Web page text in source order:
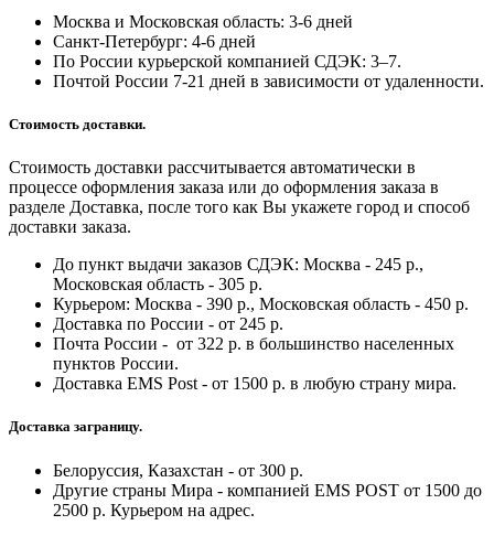
Москва и Московская область: 3-6 дней
Санкт-Петербург: 4-6 дней
По России курьерской компанией СДЭК: 3–7.
Почтой России 7-21 дней в зависимости от удаленности.
Стоимость доставки.
Стоимость доставки рассчитывается автоматически в
процессе оформления заказа или до оформления заказа в
разделе Доставка, после того как Вы укажете город и способ
доставки заказа.
До пункт выдачи заказов СДЭК: Москва - 245 р.,
Московская область - 305 р.
Курьером: Москва - 390 р., Московская область - 450 р.
Доставка по России - от 245 р.
Почта России - от 322 р. в большинство населенных
пунктов России.
Доставка EMS Post - от 1500 р. в любую страну мира.
Доставка заграницу.
Белоруссия, Казахстан - от 300 р.
Другие страны Мира - компанией EMS POST от 1500 до
2500 р. Курьером на адрес.